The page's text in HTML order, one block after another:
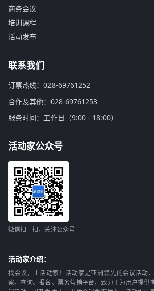
商务会议
培训课程
活动发布
联系我们
订票热线：028-69761252
合作及其他：028-69761253
服务时间：工作日（9:00 - 18:00）
活动家公众号
微信扫一扫，关注公众号
活动家介绍：
找会议，上活动家！活动家是亚洲领先的会议活动
察，查询、报名、票务营销平台，致力于为用户提供